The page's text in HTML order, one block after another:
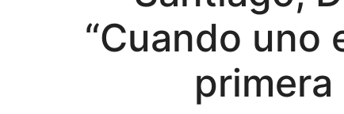
“Cuando uno
primera